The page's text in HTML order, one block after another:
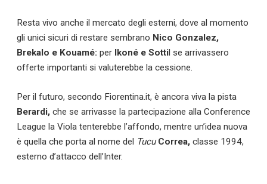
Resta vivo anche il mercato degli esterni, dove al momento
gli unici sicuri di restare sembrano Nico Gonzalez,
Brekalo e Kouamé: per Ikoné e Sotti l se arrivassero
offerte importanti si valuterebbe la cessione.
Per il futuro, secondo Fiorentina.it, è ancora viva la pista
Berardi, che se arrivasse la partecipazione alla Conference
League la Viola tenterebbe l’affondo, mentre un’idea nuova
è quella che porta al nome del
Tucu Correa, classe 1994,
esterno d’attacco dell’Inter.